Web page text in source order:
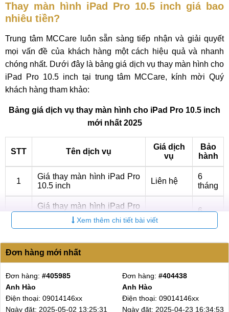
Thay màn hình iPad Pro 10.5 inch giá bao
nhiêu tiền?
Trung tâm MCCare luôn sẵn sàng tiếp nhận và giải quyết
mọi vấn đề của khách hàng một cách hiệu quả và nhanh
chóng nhất. Dưới đây là bảng giá dịch vụ thay màn hình cho
iPad Pro 10.5 inch tại trung tâm MCCare, kính mời Quý
khách hàng tham khảo:
Bảng giá dịch vụ thay màn hình cho iPad Pro 10.5 inch
mới nhất 2025
STT Tên dịch vụ
Giá dịch
vụ
Bảo
hành
1
Giá thay màn hình iPad Pro
10.5 inch
Liên hệ
6
tháng
Giá thay màn hình iPad Pro
10.5 inch chính hãng bóc
Liên hệ
6
3
Giá thay màn hình iPad Pro
10.5 inch linh kiện
3.100.000
6
Mỗi loại màn hình đều có những ưu điểm và nhược điểm
khác nhau, mức giá cũng có sự chênh lệch. Tùy theo nhu
cầu của bản thân mà khách hàng có thể đưa ra lựa chọn
Xem thêm chi tiết bài viết
Đơn hàng mới nhất
Đơn hàng: #402768
Anh Linh
Điện thoại: 03555022xx
Ngày đặt: 2025-04-15 15:35:53
Đơn hàng: #396529
lê anh nhật
Điện thoại: 03553770xx
Ngày đặt: 2025-03-15 13:31:48